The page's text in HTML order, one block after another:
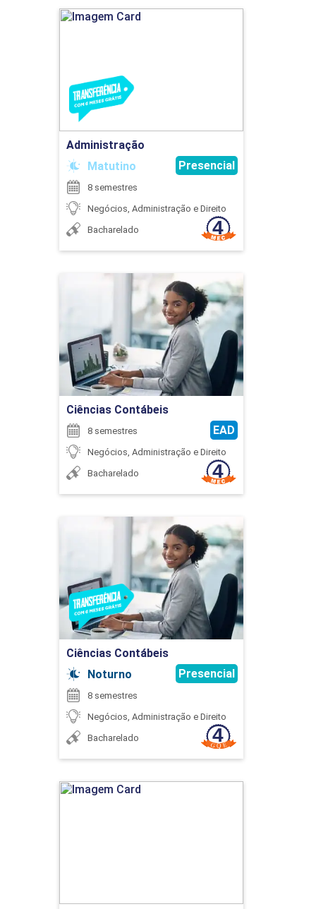
GESTÃO DE PROCESSOS E OPERAÇÕES
GESTÃO DE PROJETOS
45
GESTÃO DE TRANSPORTES E DE
ARMAZENAGEM
75
GESTÃO LOGÍSTICA
45
INDÚSTRIA 4.0
Administração
Matutino
Presencial
8 semestres
Negócios, Administração e Direito
Bacharelado
Ir para Inscrição
Ciências Contábeis
EAD
8 semestres
Negócios, Administração e Direito
Bacharelado
Ciências Contábeis
Detalhes do curso
Ir para Inscrição
Ciências Contábeis
Noturno
Presencial
8 semestres
Negócios, Administração e Direito
Bacharelado
Ciências Contábeis
Detalhes do curso
Ir para Inscrição